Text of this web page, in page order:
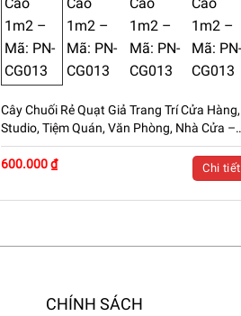
Cây Chuối Rẻ Quạt Giả Trang Trí Cửa Hàng,
Studio, Tiệm Quán, Văn Phòng, Nhà Cửa –
Cao 1m2 – Mã: PN-CG013
600.000 ₫
Chi tiết
CHÍNH SÁCH